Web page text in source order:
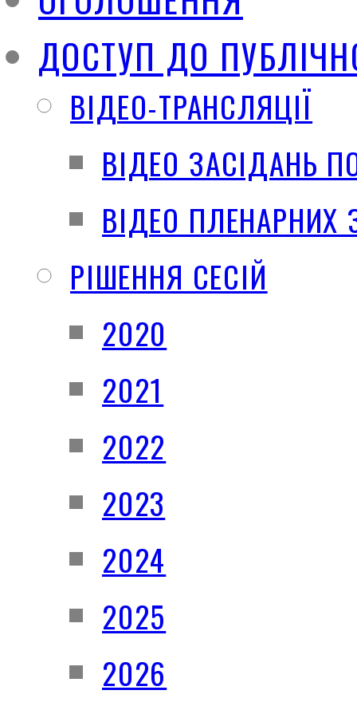
ДОСТУП ДО
ВІДЕО-ТРАНСЛЯЦІЇ
ВІДЕО ЗАСІДАНЬ
ВІДЕО ПЛЕНАРНИХ
РІШЕННЯ СЕСІЙ
2020
2021
2022
2023
2024
2025
2026